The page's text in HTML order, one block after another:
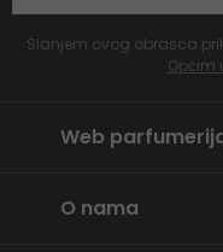
Slanjem ovog obrasca
Općim
Web
O nama